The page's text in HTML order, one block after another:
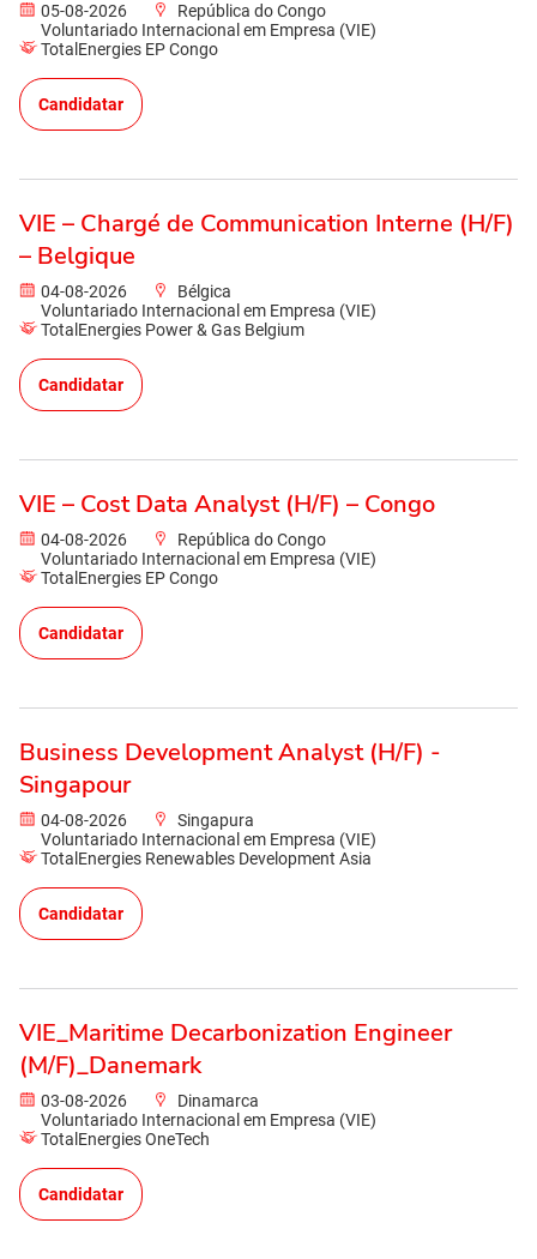
05-08-2026
República do Congo
Voluntariado Internacional em Empresa (VIE)
TotalEnergies EP Congo
Candidatar
VIE – Chargé de Communication Interne (H/F)
– Belgique
04-08-2026
Bélgica
Voluntariado Internacional em Empresa (VIE)
TotalEnergies Power & Gas Belgium
Candidatar
VIE – Cost Data Analyst (H/F) – Congo
04-08-2026
República do Congo
Voluntariado Internacional em Empresa (VIE)
TotalEnergies EP Congo
Candidatar
Business Development Analyst (H/F) -
Singapour
04-08-2026
Singapura
Voluntariado Internacional em Empresa (VIE)
TotalEnergies Renewables Development Asia
Candidatar
VIE_Maritime Decarbonization Engineer
(M/F)_Danemark
03-08-2026
Dinamarca
Voluntariado Internacional em Empresa (VIE)
TotalEnergies OneTech
Candidatar